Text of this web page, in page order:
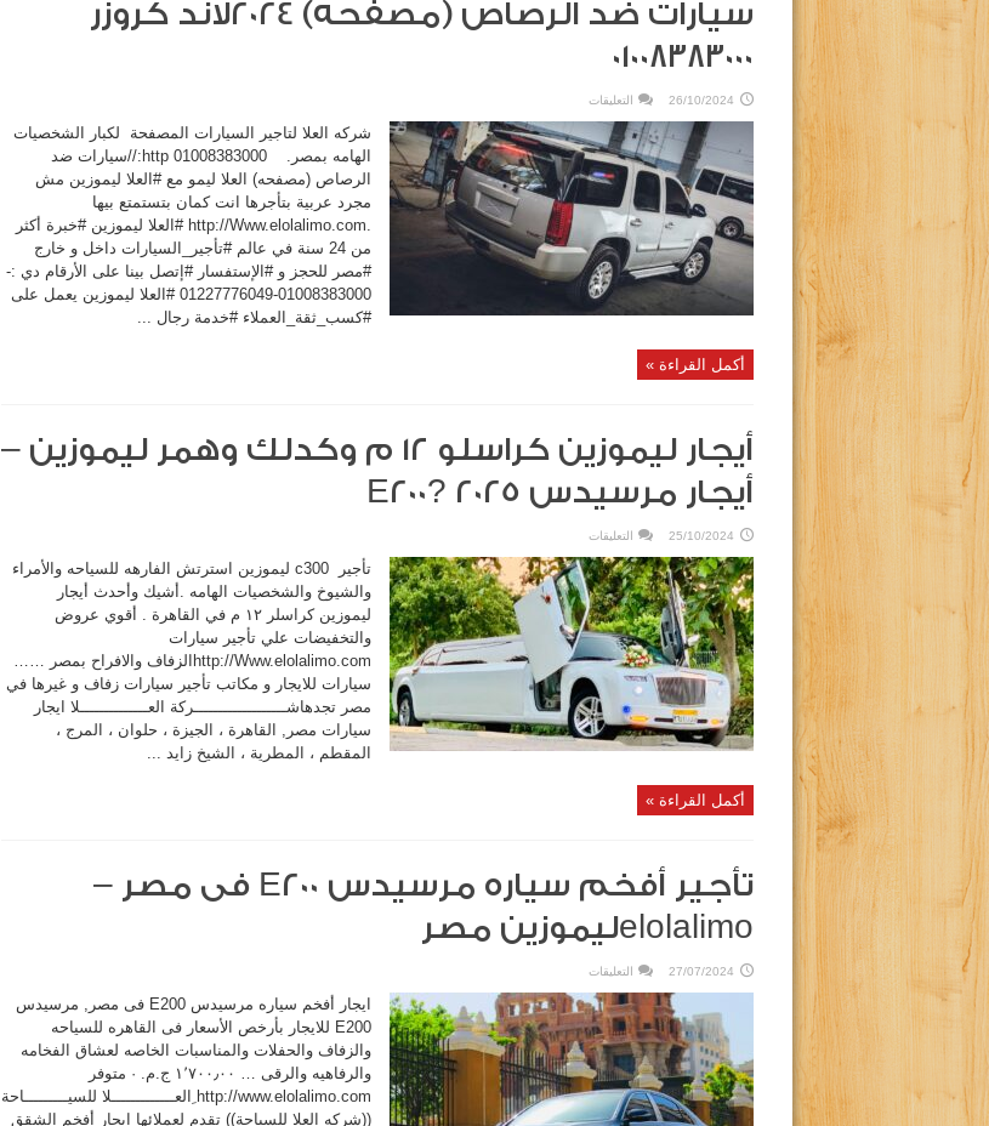
سيارات ضد الرصاص (مصفحه) 2024لاند كروزر
٠١٠٠٨٣٨٣٠٠٠
26/10/2024 التعليقات
ضد
الرصاص
(مصفحه)
2024لاند
كروزر
٠١٠٠٨٣٨٣٠٠٠
مغلقة
شركه العلا لتاجير السيارات المصفحة لكبار الشخصيات
الهامه بمصر. 01008383000 http://سيارات ضد
الرصاص (مصفحه) العلا ليمو مع #العلا ليموزين مش
مجرد عربية بتأجرها انت كمان بتستمتع بيها
.http://Www.elolalimo.com #العلا ليموزين #خبرة أكثر
من 24 سنة في عالم #تأجير_السيارات داخل و خارج
#مصر للحجز و #الإستفسار #إتصل بينا على الأرقام دي :-
01008383000-01227776049 #العلا ليموزين يعمل على
#كسب_ثقة_العملاء #خدمة رجال ...
أكمل القراءة »
أيجار ليموزين كراسلو ١٢ م وكدلك وهمر ليموزين –
أيجار مرسيدس E200? 2025
25/10/2024 التعليقات
ليموزين
كراسلو
١٢
م
وكدلك
وهمر
ليموزين
–
أيجار
مرسيدس
E200?
2025
مغلقة
تأجير c300 ليموزين استرتش الفارهه للسياحه والأمراء
والشيوخ والشخصيات الهامه .أشيك وأحدث أيجار
ليموزين كراسلر ١٢ م في القاهرة . أقوي عروض
والتخفيضات علي تأجير سيارات
http://Www.elolalimo.comالزفاف والافراح بمصر ……
سيارات للايجار و مكاتب تأجير سيارات زفاف و غيرها في
مصر تجدهاشـــــــــــــــــــركة العــــــــــــــلا ايجار
سيارات مصر, القاهرة ، الجيزة ، حلوان ، المرج ،
المقطم ، المطرية ، الشيخ زايد ...
أكمل القراءة »
تأجير أفخم سياره مرسيدس E200 فى مصر –
elolalimoليموزين مصر
27/07/2024 التعليقات
أفخم
سياره
مرسيدس
E200
فى
مصر
–
elolalimoليموزين
مصر
مغلقة
ايجار أفخم سياره مرسيدس E200 فى مصر, مرسيدس
E200 للايجار بأرخص الأسعار فى القاهره للسياحه
والزفاف والحفلات والمناسبات الخاصه لعشاق الفخامه
والرفاهيه والرقى … ‏١٬٧٠٠٫٠٠ ج.م.‏ · ‏متوفر
http://www.elolalimo.com ِالعـــــــــــــلا للسيـــــــــاحة
((شركه العلا للسياحة)) تقدم لعملائها ايجار أفخم الشقق